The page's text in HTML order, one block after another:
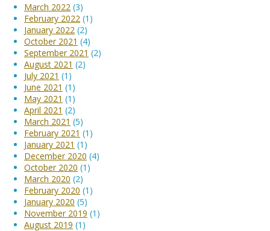
March 2022 (3)
February 2022 (1)
January 2022 (2)
October 2021 (4)
September 2021 (2)
August 2021 (2)
July 2021 (1)
June 2021 (1)
May 2021 (1)
April 2021 (2)
March 2021 (5)
February 2021 (1)
January 2021 (1)
December 2020 (4)
October 2020 (1)
March 2020 (2)
February 2020 (1)
January 2020 (5)
November 2019 (1)
August 2019 (1)